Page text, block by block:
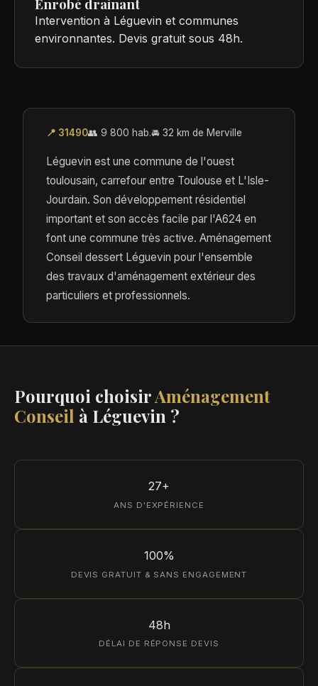
Enrobé drainant
Intervention à Léguevin et communes
environnantes. Devis gratuit sous 48h.
📍 31490👥 9 800 hab.🚘 32 km de Merville
Léguevin est une commune de l'ouest
toulousain, carrefour entre Toulouse et L'Isle-
Jourdain. Son développement résidentiel
important et son accès facile par l'A624 en
font une commune très active. Aménagement
Conseil dessert Léguevin pour l'ensemble
des travaux d'aménagement extérieur des
particuliers et professionnels.
Pourquoi choisirAménagement
Conseil à Léguevin ?
27+
ANS D'EXPÉRIENCE
100%
DEVIS GRATUIT & SANS ENGAGEMENT
48h
DÉLAI DE RÉPONSE DEVIS